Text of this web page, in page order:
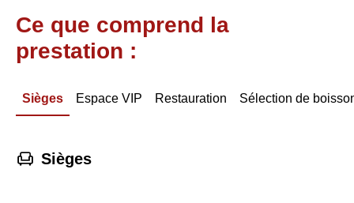
Ce que comprend la
prestation :
Sièges Espace VIP Restauration Sélection de
􁐴 Sièges